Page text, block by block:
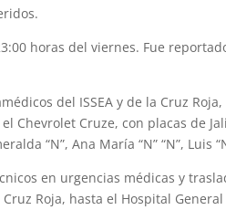
horas del viernes. Fue
del ISSEA y de la Cruz
Chevrolet Cruze, con placas de
“N”, Ana María “N” “N”, Luis
en urgencias médicas y
Cruz Roja, hasta el Hospital